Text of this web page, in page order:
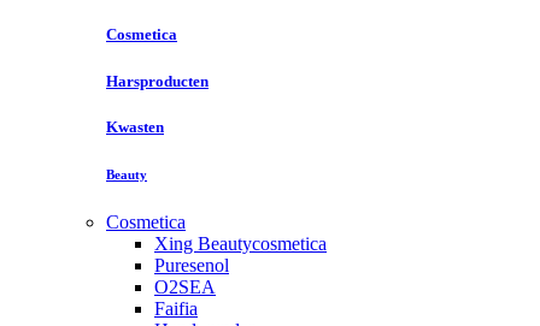
Cosmetica
Harsproducten
Kwasten
Beauty
Cosmetica
Xing Beautycosmetica
Puresenol
O2SEA
Faifia